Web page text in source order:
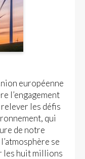
européenne
l’engagement
les défis
qui
de notre
se
les huit millions